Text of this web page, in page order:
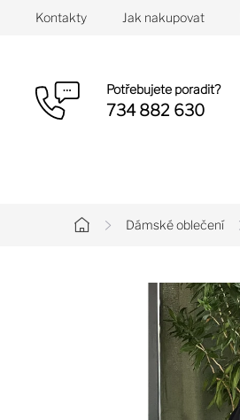
Potřebujete poradit?
734 882 630
Kontakty Jak nakupovat
Domů
Dámské oblečení